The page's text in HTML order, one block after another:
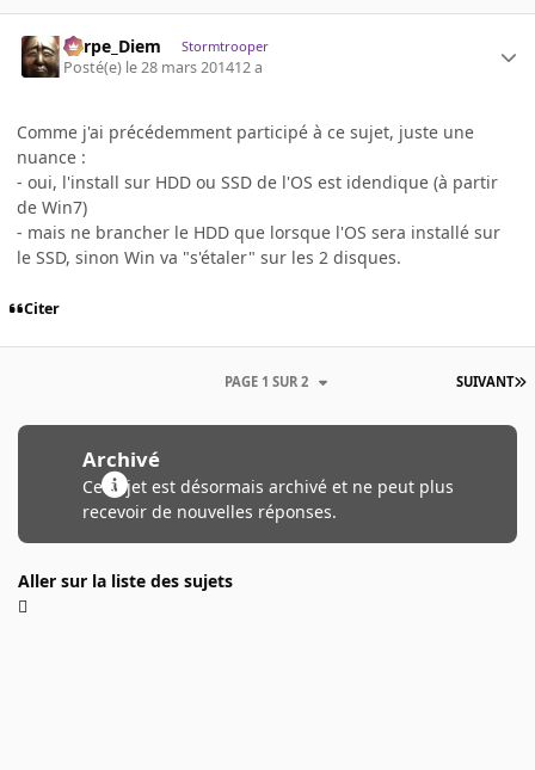
Carpe_Diem Stormtrooper
Posté(e) le 28 mars 201412 a
Comme j'ai précédemment participé à ce sujet, juste une
nuance :
- oui, l'install sur HDD ou SSD de l'OS est idendique (à partir
de Win7)
- mais ne brancher le HDD que lorsque l'OS sera installé sur
le SSD, sinon Win va "s'étaler" sur les 2 disques.
Citer
SUIVANT
PAGE 1 SUR 2
Archivé
Ce sujet est désormais archivé et ne peut plus
recevoir de nouvelles réponses.
Aller sur la liste des sujets